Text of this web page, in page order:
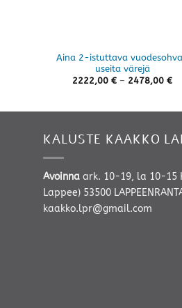
Aina 2-istuttava vuodesohva
useita värejä
2222,00 € – 2478,00 €
KALUSTE KAAKKO
Avoinna ark. 10-19, la 10-15
Lappee) 53500
kaakko.lpr@gmail.com